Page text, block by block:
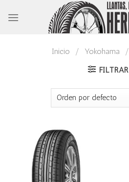
Inicio / Yokohama /
FILTRAR